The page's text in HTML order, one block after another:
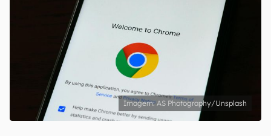
AS Photography/Unsplash